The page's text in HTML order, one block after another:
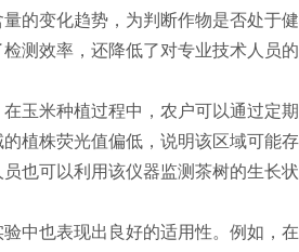
的变化趋势，为判断作物是否处于
测效率，还降低了对专业技术人员
米种植过程中，农户可以通过定
植株荧光值偏低，说明该区域可能
也可以利用该仪器监测茶树的生长
也表现出良好的适用性。例如，